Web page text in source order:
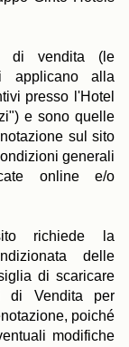
di vendita (le
applicano alla
presso l'Hotel
e sono quelle
sul sito
generali
online e/o
richiede la
delle
di scaricare
di Vendita per
poiché
modifiche